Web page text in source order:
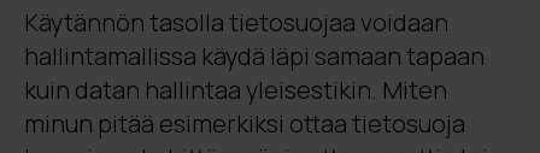
Käytännön tasolla tietosuojaa voidaan
hallintamallissa käydä läpi samaan tapaan
kuin datan hallintaa yleisestikin. Miten
minun pitää esimerkiksi ottaa tietosuoja